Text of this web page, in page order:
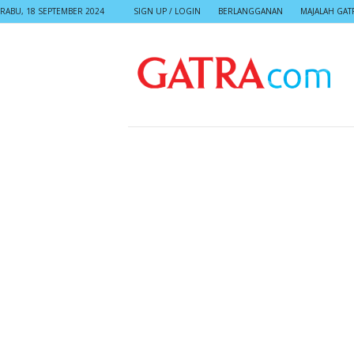
RABU, 18 SEPTEMBER 2024 SIGN UP / LOGIN BERLANGGANAN MAJALAH